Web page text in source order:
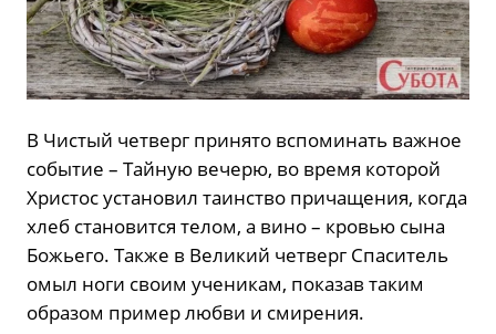
В Чистый четверг принято вспоминать важное
событие – Тайную вечерю, во время которой
Христос установил таинство причащения, когда
хлеб становится телом, а вино – кровью сына
Божьего. Также в Великий четверг Спаситель
омыл ноги своим ученикам, показав таким
образом пример любви и смирения.